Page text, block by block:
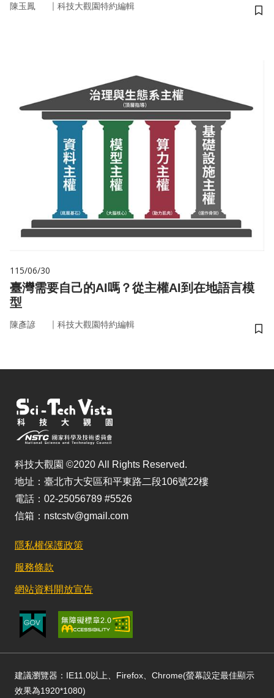
陳玉鳳 ｜ 科技大觀園特約編輯
儲
115/06/30
臺灣需要自己的AI嗎？從主權AI到在地語言模
型
陳彥諺 ｜ 科技大觀園特約編輯
儲
科技大觀園 ©2020 All Rights Reserved.
地址：臺北市大安區和平東路二段106號22樓
電話：02-25056789 #5526
信箱：nstcstv@gmail.com
隱私權保護政策
服務條款
網站資料開放宣告
建議瀏覽器：IE11.0以上、Firefox、Chrome(螢幕設定最佳顯示
效果為1920*1080)